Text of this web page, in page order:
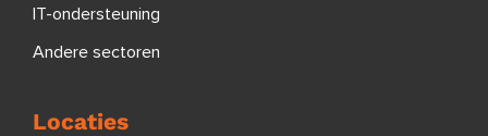
IT-ondersteuning
Andere sectoren
Locaties